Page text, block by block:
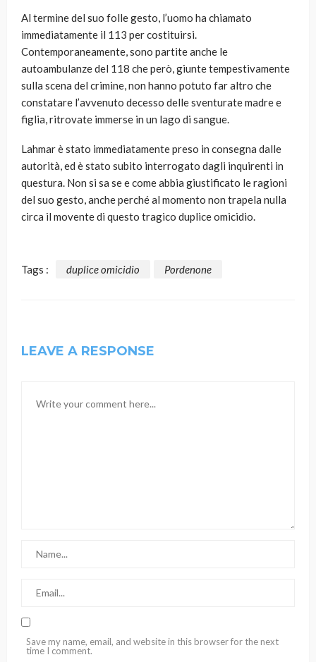
Al termine del suo folle gesto, l’uomo ha chiamato
immediatamente il 113 per costituirsi.
Contemporaneamente, sono partite anche le
autoambulanze del 118 che però, giunte tempestivamente
sulla scena del crimine, non hanno potuto far altro che
constatare l’avvenuto decesso delle sventurate madre e
figlia, ritrovate immerse in un lago di sangue.
Lahmar è stato immediatamente preso in consegna dalle
autorità, ed è stato subito interrogato dagli inquirenti in
questura. Non si sa se e come abbia giustificato le ragioni
del suo gesto, anche perché al momento non trapela nulla
circa il movente di questo tragico duplice omicidio.
Tags : duplice omicidio Pordenone
LEAVE A RESPONSE
Save my name, email, and website in this browser for the next
time I comment.